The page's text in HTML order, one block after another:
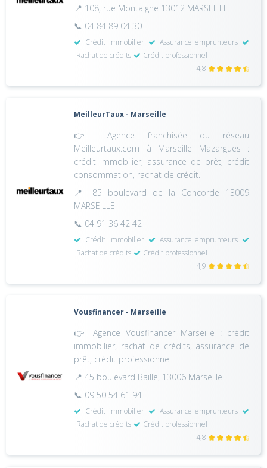
📍 108, rue Montaigne 13012 MARSEILLE
📞 04 84 89 04 30
Crédit immobilier
Assurance emprunteurs
Rachat de crédits
Crédit professionnel
4,8
MeilleurTaux - Marseille
👉 Agence franchisée du réseau
Meilleurtaux.com à Marseille Mazargues :
crédit immobilier, assurance de prêt, crédit
consommation, rachat de crédit.
📍 85 boulevard de la Concorde 13009
MARSEILLE
📞 04 91 36 42 42
Crédit immobilier
Assurance emprunteurs
Rachat de crédits
Crédit professionnel
4,9
Vousfinancer - Marseille
👉 Agence Vousfinancer Marseille : crédit
immobilier, rachat de crédits, assurance de
prêt, crédit professionnel
📍 45 boulevard Baille, 13006 Marseille
📞 09 50 54 61 94
Crédit immobilier
Assurance emprunteurs
Rachat de crédits
Crédit professionnel
4,8